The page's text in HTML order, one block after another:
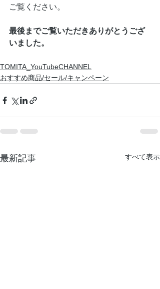
ご覧ください。
最後までご覧いただきありがとうござ
いました。
TOMITA_YouTubeCHANNEL
おすすめ商品/セール/キャンペーン
最新記事 すべて表示